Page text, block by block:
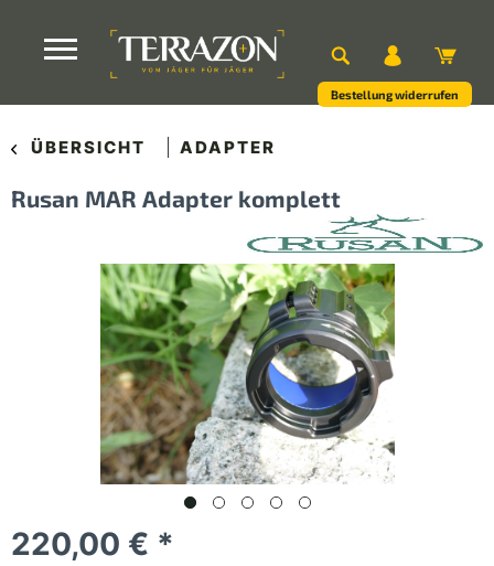
Bestellung widerrufen
ÜBERSICHT ADAPTER
Rusan MAR Adapter komplett
220,00 € *